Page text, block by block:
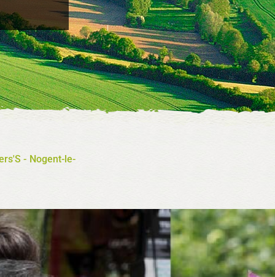
- Nogent-le-